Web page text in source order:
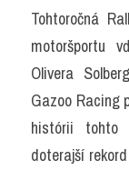
Tohtoročná
motoršportu
Olivera
Gazoo Racing
histórii tohto
doterajší